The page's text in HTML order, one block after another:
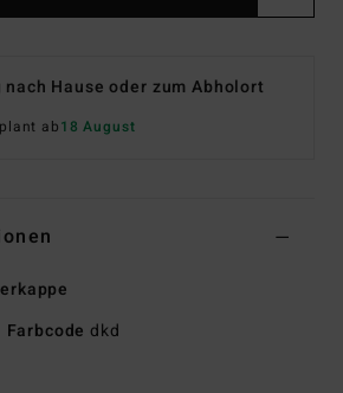
Hause oder zum Abholort
ab18 August
Farbcode dkd